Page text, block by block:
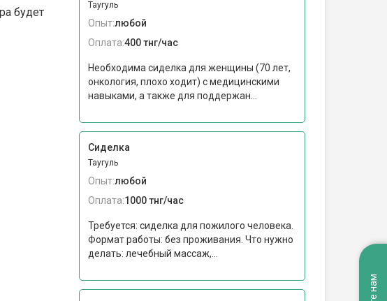
будет
Таугуль
Опыт:любой
Оплата:400 тнг/час
Необходима сиделка для женщины (70 лет,
онкология, плохо ходит) с медицинскими
навыками, а также для поддержан...
Сиделка
Таугуль
Опыт:любой
Оплата:1000 тнг/час
Требуется: сиделка для пожилого человека.
Формат работы: без проживания. Что нужно
делать: лечебный массаж,...